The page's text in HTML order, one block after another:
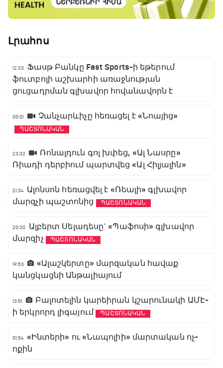
Լրահոս
12:33
Ֆասթ Բանկը Fast Sports-ի եթերում
ֆուտբոլի աշխարհի առաջնության
ցուցադրման գլխավոր հովանավորն է
00:01 Չանչարևիչը հեռացել է «Նոայից»
ՊԱՇՏՈՆԱԿԱՆ
23:32
Ռոնալդուն գոլ խփեց, «Ալ Նասրը»
Ռիադի դերբիում պարտվեց «Ալ Հիլյալին»
21:34 Ալոնսոն հեռացվել է «Ռեալի» գլխավոր
մարզչի պաշտոնից
ՊԱՇՏՈՆԱԿԱՆ
20:30
Ալբերտ Սելադեսը` «Պաֆոսի» գլխավոր
մարզիչ
ՊԱՇՏՈՆԱԿԱՆ
19:53
«Ալաշկերտը» մարզական հավաք
կանցկացնի Անթալիայում
13:51
Բալոտելին կարեիրան կշարունակի ԱՄԷ-
ի երկրորդ լիգայում
ՊԱՇՏՈՆԱԿԱՆ
01:54 «Ինտերի» ու «Նապոլիի» մարտական ոչ-
ոքին